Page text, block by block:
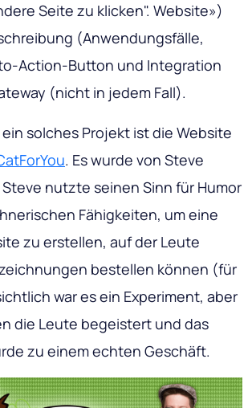
Seite zu klicken". Website»)
(Anwendungsfälle,
Action-Button und Integration
(nicht in jedem Fall).
ein solches Projekt ist die Website
. Es wurde von Steve
nutzte seinen Sinn für Humor
Fähigkeiten, um eine
zu erstellen, auf der Leute
bestellen können (für
war es ein Experiment, aber
die Leute begeistert und das
zu einem echten Geschäft.